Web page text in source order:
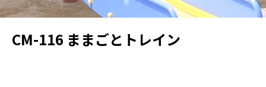
CM-116 ままごとトレイン